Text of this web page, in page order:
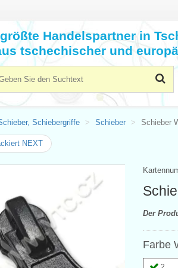
Handelspartner in
tschechischer und
Schiebergriffe Schieber Schieber
NEXT
Der
Farbe